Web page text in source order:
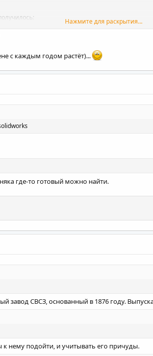
головке:
Нажмите для раскрытия...
с каждым годом растёт)...
где-то готовый можно найти.
завод СВСЗ, основанный в 1876 году.
к нему подойти, и учитывать его причуды.